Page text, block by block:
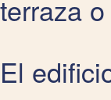
terraza
El